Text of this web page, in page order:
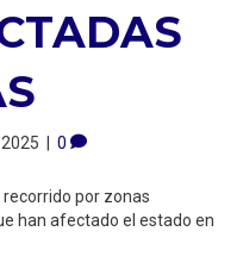
| 0
por zonas
han afectado el estado en